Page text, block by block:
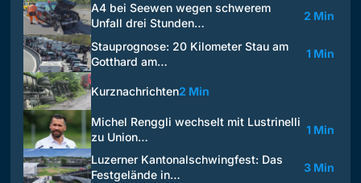
A4 bei Seewen wegen schwerem
Unfall drei Stunden…
2 Min
Stauprognose: 20 Kilometer Stau am
Gotthard am…
1 Min
Kurznachrichten2 Min
Michel Renggli wechselt mit Lustrinelli
zu Union…
1 Min
Luzerner Kantonalschwingfest: Das
Festgelände in…
3 Min